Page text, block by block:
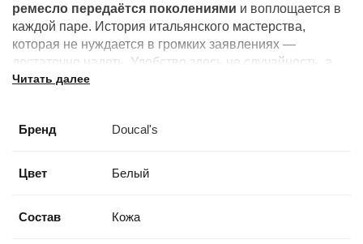
ремесло передаётся поколениями и воплощается в
каждой паре. История итальянского мастерства,
которая не нуждается в громких заявлениях —
достаточно надеть. Удобство здесь не случайность, а
результат понимания того, как должна сидеть обувь на
Читать далее
Бренд Doucal's
Цвет Белый
Состав Кожа